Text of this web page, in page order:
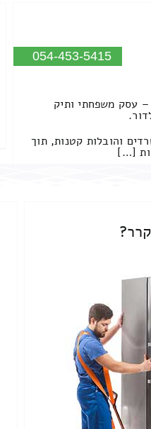
054-453-5415
עסק משפחתי ותיק
והובלות קטנות, תוך
[…]